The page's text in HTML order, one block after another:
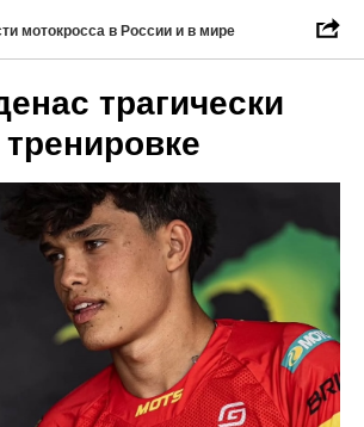
мотокросса в России и в мире
трагически